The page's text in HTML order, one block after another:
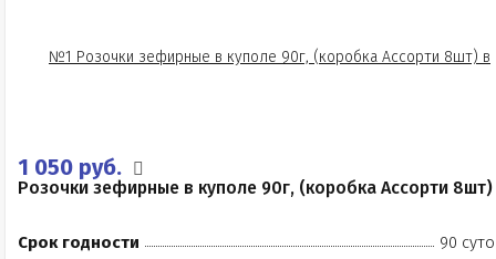
1 050 руб.
Розочки зефирные в куполе 90г, (коробка Ассорти 8шт)
Срок годности
90